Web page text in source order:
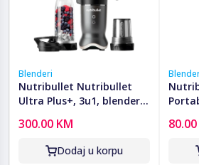
Blenderi
Nutribullet Nutribullet
Ultra Plus+, 3u1, blender,
NB1224DG
300.00 KM
Dodaj u korpu
-